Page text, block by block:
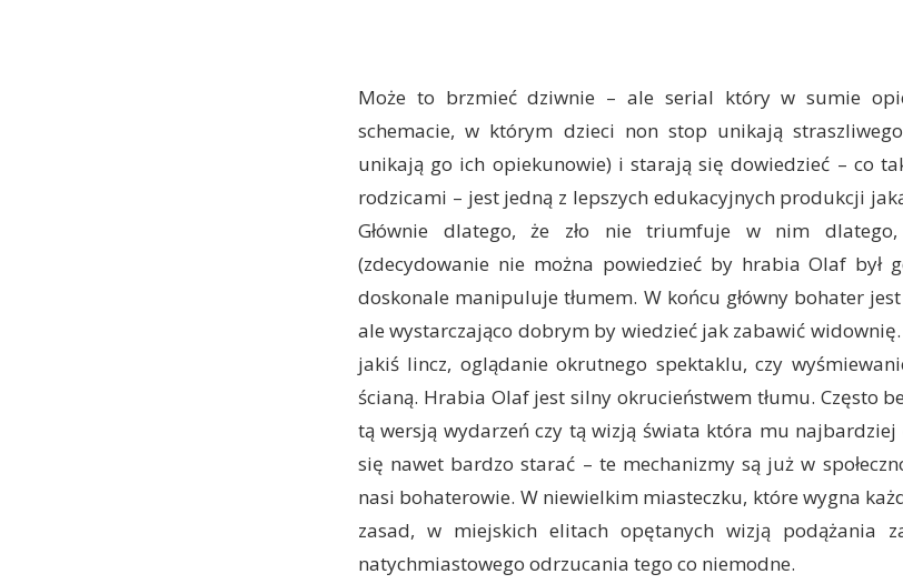
Może to brzmieć dziwnie – ale serial który w sumie
schemacie, w którym dzieci non stop unikają
unikają go ich opiekunowie) i starają się dowiedzieć – co
rodzicami – jest jedną z lepszych edukacyjnych produkcji
Głównie dlatego, że zło nie triumfuje w nim
(zdecydowanie nie można powiedzieć by hrabia Olaf był
doskonale manipuluje tłumem. W końcu główny bohater
ale wystarczająco dobrym by wiedzieć jak zabawić
jakiś lincz, oglądanie okrutnego spektaklu, czy
ścianą. Hrabia Olaf jest silny okrucieństwem tłumu. Często
tą wersją wydarzeń czy tą wizją świata która mu
się nawet bardzo starać – te mechanizmy są już w
nasi bohaterowie. W niewielkim miasteczku, które wygna
zasad, w miejskich elitach opętanych wizją podążania
natychmiastowego odrzucania tego co niemodne.